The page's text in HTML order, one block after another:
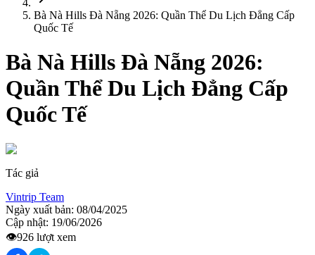
Bà Nà Hills Đà Nẵng 2026: Quần Thể Du Lịch Đẳng Cấp
Quốc Tế
Bà Nà Hills Đà Nẵng 2026:
Quần Thể Du Lịch Đẳng Cấp
Quốc Tế
Tác giả
Vintrip Team
Ngày xuất bản: 08/04/2025
Cập nhật: 19/06/2026
👁️926 lượt xem